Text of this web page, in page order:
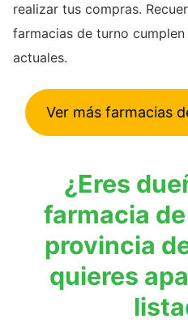
realizar tus compras.
farmacias de turno
actuales.
Ver más farmacias
¿Eres
farmacia
provincia
quieres